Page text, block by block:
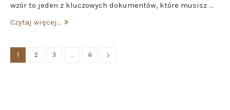
wzór to jeden z kluczowych dokumentów, które musisz …
Czytaj więcej...
1 2 3 … 6